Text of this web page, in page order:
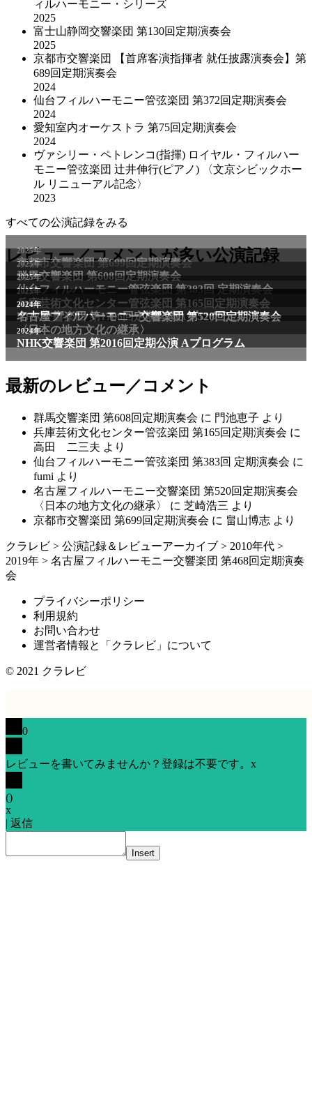
ィルハーモニー・シリーズ
2025
富士山静岡交響楽団 第130回定期演奏会
2025
京都市交響楽団 【首席客演指揮者 就任披露演奏会】第
689回定期演奏会
2024
仙台フィルハーモニー管弦楽団 第372回定期演奏会
2024
愛知室内オーケストラ 第75回定期演奏会
2024
ヴァシリー・ペトレンコ(指揮) ロイヤル・フィルハー
モニー管弦楽団 辻井伸行(ピアノ) 〈文京シビックホー
ル リニューアル記念〉
2023
すべての公演記録をみる
レビュー／コメントが多い公演記録
2025年
京都市交響楽団 第699回定期演奏会
2025年
群馬交響楽団 第608回定期演奏会
2025年
仙台フィルハーモニー管弦楽団 第383回 定期演奏会
2025年
兵庫芸術文化センター管弦楽団 第165回定期演奏会
2011年
NHK交響楽団 第1706回定期公演Aプログラム
2024年
名古屋フィルハーモニー交響楽団 第520回定期演奏会
〈日本の地方文化の継承〉
2024年
NHK交響楽団 第2016回定期公演 Aプログラム
最新のレビュー／コメント
群馬交響楽団 第608回定期演奏会 に 門池恵子 より
兵庫芸術文化センター管弦楽団 第165回定期演奏会 に
高田 二三夫 より
仙台フィルハーモニー管弦楽団 第383回 定期演奏会 に
fumi より
名古屋フィルハーモニー交響楽団 第520回定期演奏会
〈日本の地方文化の継承〉
に 芝崎浩三 より
京都市交響楽団 第699回定期演奏会 に 畠山博志 より
クラレビ > 公演記録＆レビューアーカイブ > 2010年代 >
2019年 > 名古屋フィルハーモニー交響楽団 第468回定期演奏
会
プライバシーポリシー
利用規約
お問い合わせ
運営者情報と「クラレビ」について
© 2021 クラレビ
0
レビューを書いてみませんか？登録は不要です。 x
()
x
| 返信
Insert